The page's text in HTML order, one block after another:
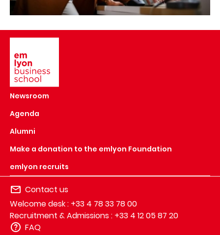
Newsroom
Agenda
Alumni
Make a donation to the emlyon Foundation
emlyon recruits
Contact us
Welcome desk : +33 4 78 33 78 00
Recruitment & Admissions : +33 4 12 05 87 20
FAQ